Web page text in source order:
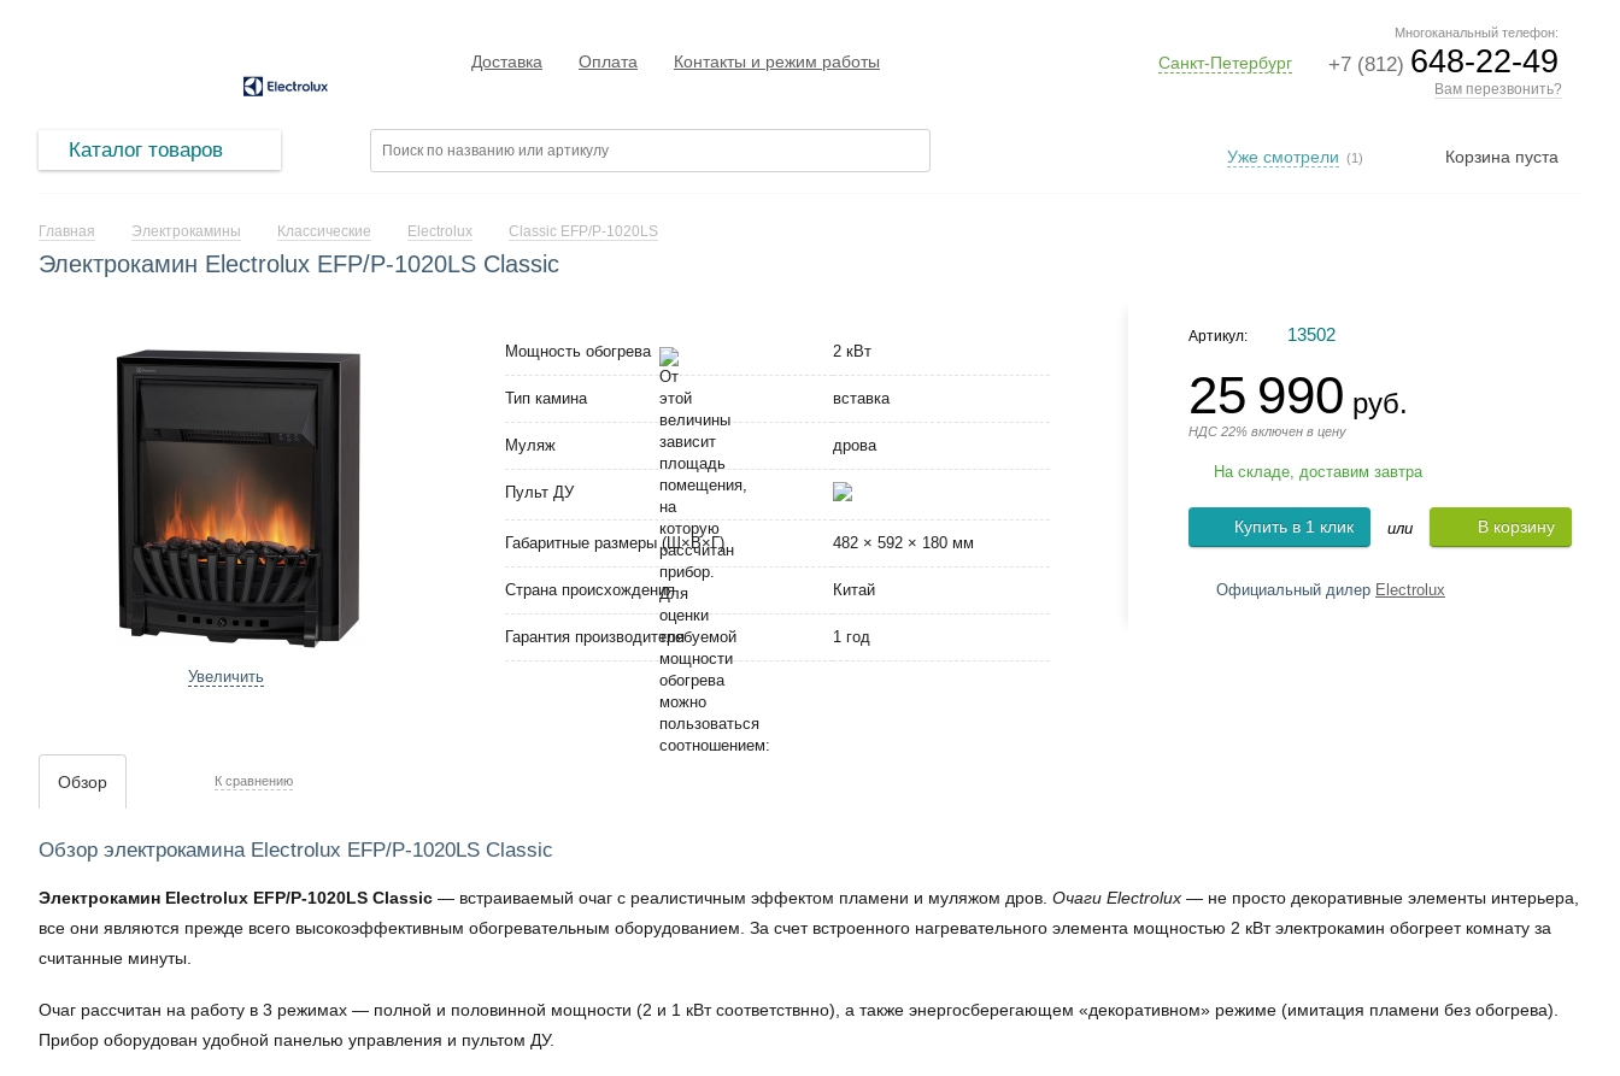
Многоканальный телефон:
+7 (812) 648-22-49
Вам перезвонить?
Санкт-Петербург
Доставка Оплата Контакты и режим работы
Каталог товаров Корзина пуста
Уже смотрели (1)
Главная Электрокамины Классические Electrolux Classic EFP/P-1020LS
Электрокамин Electrolux EFP/P-1020LS Classic
Увеличить
Мощность обогрева 2 кВт
Тип камина вставка
Муляж дрова
Пульт ДУ
Габаритные размеры (Ш×В×Г) 482 × 592 × 180 мм
Страна происхождения Китай
Гарантия производителя 1 год
Артикул: 13502
25 990 руб.
НДС 22% включен в цену
На складе, доставим завтра
Купить в 1 клик или В корзину
Официальный дилер Electrolux
Обзор К сравнению
Обзор электрокамина Electrolux EFP/P-1020LS Classic
Электрокамин Electrolux EFP/P-1020LS Classic — встраиваемый очаг с реалистичным эффектом пламени и муляжом дров. Очаги Electrolux — не просто декоративные элементы интерьера,
все они являются прежде всего высокоэффективным обогревательным оборудованием. За счет встроенного нагревательного элемента мощностью 2 кВт электрокамин обогреет комнату за
считанные минуты.
Очаг рассчитан на работу в 3 режимах — полной и половинной мощности (2 и 1 кВт соответствнно), а также энергосберегающем «декоративном» режиме (имитация пламени без обогрева).
Прибор оборудован удобной панелью управления и пультом ДУ.